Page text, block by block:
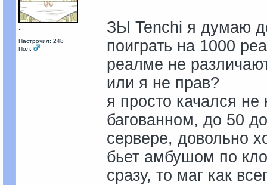
Настрочил: 248
Пол:
ЗЫ Tenchi я думаю
поиграть на 1000
реалме не
или я не прав?
я просто качался
багованном, до 50
сервере, довольно
бьет амбушом по
сразу, то маг как